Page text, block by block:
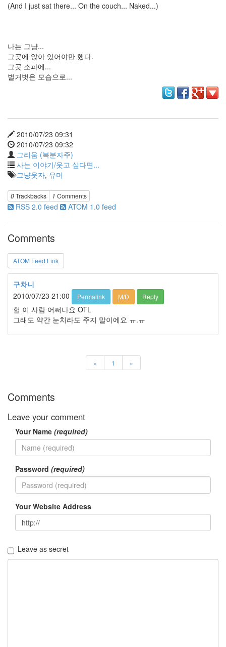
(And I just sat there... On the couch... Naked...)
나는 그냥...
그곳에 앉아 있어야만 했다.
그곳 소파에...
벌거벗은 모습으로...
2010/07/23 09:31
2010/07/23 09:32
그리움 (복분자주)
사는 이야기/웃고 싶다면...
그냥웃자, 유머
0Trackbacks 1 Comments
RSS 2.0 feed ATOM 1.0 feed
Comments
ATOM Feed Link
구차니
2010/07/23 21:00
Permalink M/D Reply
헐 이 사람 어쩌나요 OTL
그래도 약간 눈치라도 주지 말이에요 ㅠ.ㅠ
« 1 »
Comments
Leave your comment
Your Name (required)
Password (required)
Your Website Address
Leave as secret
My-
25
KPOST-
IT
4
4
K-
Capture
0
블
로
그
플
러
그
인
잡
동
사
니
4
Todo
List
0
사
는
치
관
련
이
야
기
63
IT
관
이
야
기
70
상
에